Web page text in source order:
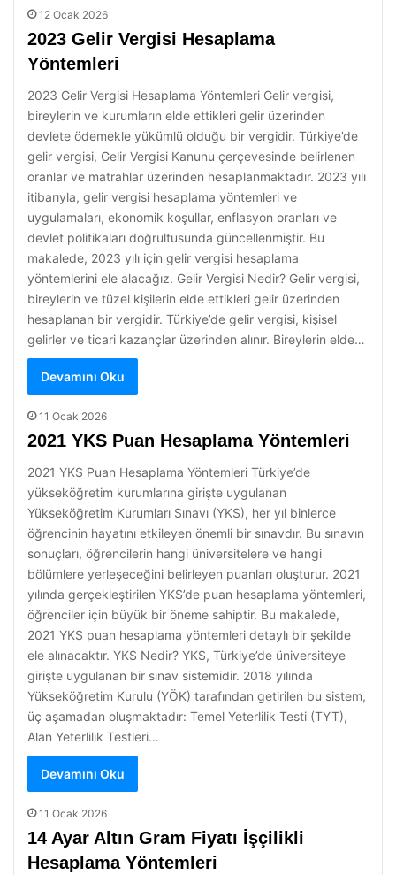
12 Ocak 2026
2023 Gelir Vergisi Hesaplama
Yöntemleri
2023 Gelir Vergisi Hesaplama Yöntemleri Gelir vergisi,
bireylerin ve kurumların elde ettikleri gelir üzerinden
devlete ödemekle yükümlü olduğu bir vergidir. Türkiye’de
gelir vergisi, Gelir Vergisi Kanunu çerçevesinde belirlenen
oranlar ve matrahlar üzerinden hesaplanmaktadır. 2023 yılı
itibarıyla, gelir vergisi hesaplama yöntemleri ve
uygulamaları, ekonomik koşullar, enflasyon oranları ve
devlet politikaları doğrultusunda güncellenmiştir. Bu
makalede, 2023 yılı için gelir vergisi hesaplama
yöntemlerini ele alacağız. Gelir Vergisi Nedir? Gelir vergisi,
bireylerin ve tüzel kişilerin elde ettikleri gelir üzerinden
hesaplanan bir vergidir. Türkiye’de gelir vergisi, kişisel
gelirler ve ticari kazançlar üzerinden alınır. Bireylerin elde…
Devamını Oku
11 Ocak 2026
2021 YKS Puan Hesaplama Yöntemleri
2021 YKS Puan Hesaplama Yöntemleri Türkiye’de
yükseköğretim kurumlarına girişte uygulanan
Yükseköğretim Kurumları Sınavı (YKS), her yıl binlerce
öğrencinin hayatını etkileyen önemli bir sınavdır. Bu sınavın
sonuçları, öğrencilerin hangi üniversitelere ve hangi
bölümlere yerleşeceğini belirleyen puanları oluşturur. 2021
yılında gerçekleştirilen YKS’de puan hesaplama yöntemleri,
öğrenciler için büyük bir öneme sahiptir. Bu makalede,
2021 YKS puan hesaplama yöntemleri detaylı bir şekilde
ele alınacaktır. YKS Nedir? YKS, Türkiye’de üniversiteye
girişte uygulanan bir sınav sistemidir. 2018 yılında
Yükseköğretim Kurulu (YÖK) tarafından getirilen bu sistem,
üç aşamadan oluşmaktadır: Temel Yeterlilik Testi (TYT),
Alan Yeterlilik Testleri…
Devamını Oku
11 Ocak 2026
14 Ayar Altın Gram Fiyatı İşçilikli
Hesaplama Yöntemleri